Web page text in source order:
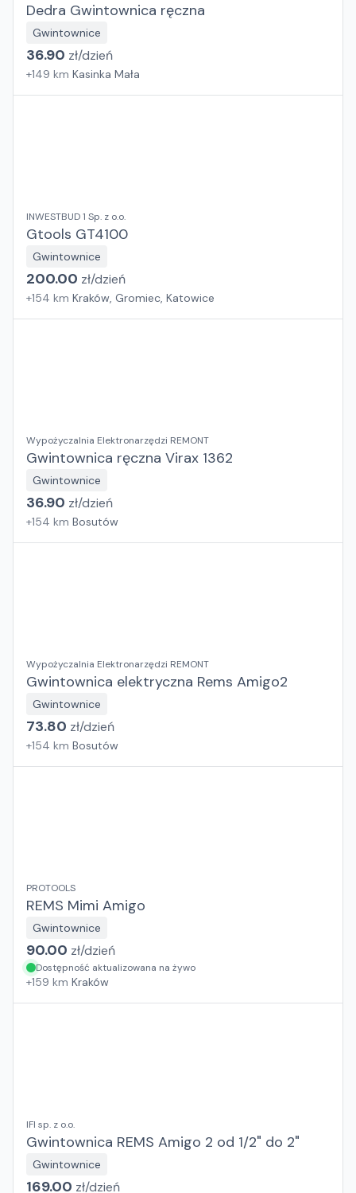
Dedra Gwintownica ręczna
Gwintownice
36.90 zł/dzień
+149 km Kasinka Mała
INWESTBUD 1 Sp. z o.o.
Gtools GT4100
Gwintownice
200.00 zł/dzień
+154 km Kraków, Gromiec, Katowice
Wypożyczalnia Elektronarzędzi REMONT
Gwintownica ręczna Virax 1362
Gwintownice
36.90 zł/dzień
+154 km Bosutów
Wypożyczalnia Elektronarzędzi REMONT
Gwintownica elektryczna Rems Amigo2
Gwintownice
73.80 zł/dzień
+154 km Bosutów
PROTOOLS
REMS Mimi Amigo
Gwintownice
90.00 zł/dzień
Dostępność aktualizowana na żywo
+159 km Kraków
IFI sp. z o.o.
Gwintownica REMS Amigo 2 od 1/2" do 2"
Gwintownice
169.00 zł/dzień